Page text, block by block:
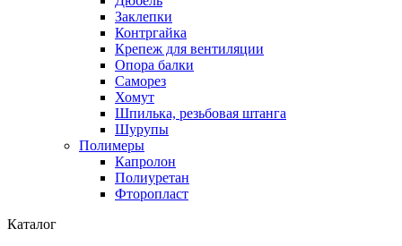
Заклепки
Контргайка
Крепеж для вентиляции
Опора балки
Саморез
Хомут
Шпилька, резьбовая штанга
Шурупы
Полимеры
Капролон
Полиуретан
Фторопласт
Каталог